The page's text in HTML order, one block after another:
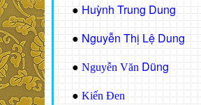
● Huỳnh Trung Dung
● Nguyễn Thị Lệ Dung
● Nguyễn Văn Dũng
● Kiến Đen